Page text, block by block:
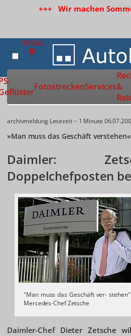
+++ Wir machen
Zur
FotostreckenServices&
archivmeldung Lesezeit ~ 1 Minute
»Man muss das Geschäft verstehen«
Daimler:
Doppelchefposten
"Man muss das Geschäft ver-
Mercedes-Chef Zetsche
Daimler-Chef Dieter Zetsche